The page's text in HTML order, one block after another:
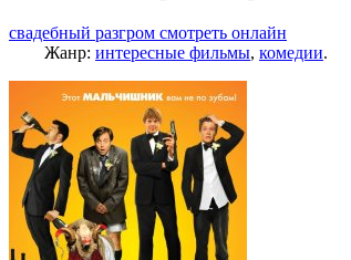
свадебный разгром смотреть онлайн
Жанр: интересные фильмы, комедии.